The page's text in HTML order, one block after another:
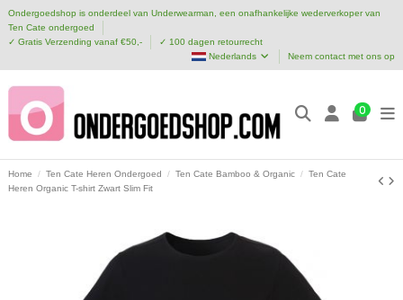
Ondergoedshop is onderdeel van Underwearman, een onafhankelijke wederverkoper van
Ten Cate ondergoed
✓ Gratis Verzending vanaf €50,-
✓ 100 dagen retourrecht
Nederlands
Neem contact met ons op
0
Home Ten Cate Heren Ondergoed Ten Cate Bamboo & Organic
Ten Cate
Heren Organic T-shirt Zwart Slim Fit